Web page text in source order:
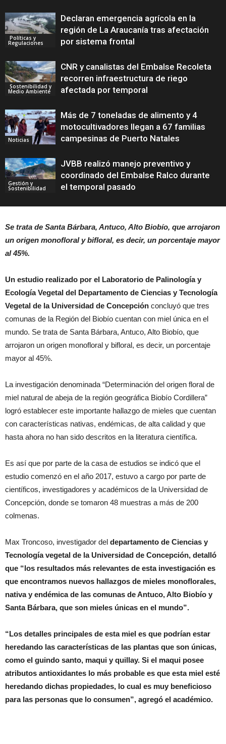
Políticas y
Regulaciones
Declaran emergencia agrícola en la
región de La Araucanía tras afectación
por sistema frontal
Sostenibilidad y
Medio Ambiente
CNR y canalistas del Embalse Recoleta
recorren infraestructura de riego
afectada por temporal
Noticias
Más de 7 toneladas de alimento y 4
motocultivadores llegan a 67 familias
campesinas de Puerto Natales
Gestión y
Sostenibilidad
JVBB realizó manejo preventivo y
coordinado del Embalse Ralco durante
el temporal pasado
Se trata de Santa Bárbara, Antuco, Alto Biobío, que arrojaron
un origen monofloral y bifloral, es decir, un porcentaje mayor
al 45%.
Un estudio realizado por el Laboratorio de Palinología y
Ecología Vegetal del Departamento de Ciencias y Tecnología
Vegetal de la Universidad de Concepción concluyó que tres
comunas de la Región del Biobío cuentan con miel única en el
mundo. Se trata de Santa Bárbara, Antuco, Alto Biobío, que
arrojaron un origen monofloral y bifloral, es decir, un porcentaje
mayor al 45%.
La investigación denominada “Determinación del origen floral de
miel natural de abeja de la región geográfica Biobío Cordillera”
logró establecer este importante hallazgo de mieles que cuentan
con características nativas, endémicas, de alta calidad y que
hasta ahora no han sido descritos en la literatura científica.
Es así que por parte de la casa de estudios se indicó que el
estudio comenzó en el año 2017, estuvo a cargo por parte de
científicos, investigadores y académicos de la Universidad de
Concepción, donde se tomaron 48 muestras a más de 200
colmenas.
Max Troncoso, investigador del departamento de Ciencias y
Tecnología vegetal de la Universidad de Concepción, detalló
que “los resultados más relevantes de esta investigación es
que encontramos nuevos hallazgos de mieles monoflorales,
nativa y endémica de las comunas de Antuco, Alto Biobío y
Santa Bárbara, que son mieles únicas en el mundo”.
“Los detalles principales de esta miel es que podrían estar
heredando las características de las plantas que son únicas,
como el guindo santo, maqui y quillay. Si el maqui posee
atributos antioxidantes lo más probable es que esta miel esté
heredando dichas propiedades, lo cual es muy beneficioso
para las personas que lo consumen”, agregó el académico.